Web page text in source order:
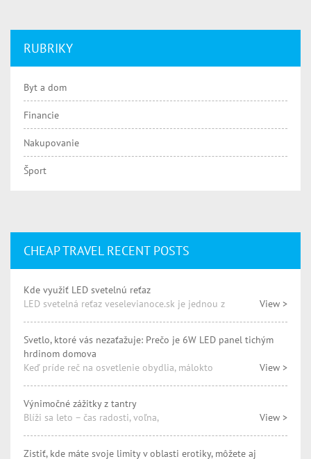
RUBRIKY
Byt a dom
Financie
Nakupovanie
Šport
CHEAP TRAVEL RECENT POSTS
Kde využiť LED svetelnú reťaz
LED svetelná reťaz veselevianoce.sk je jednou z
View >
Svetlo, ktoré vás nezaťažuje: Prečo je 6W LED panel tichým
hrdinom domova
Keď príde reč na osvetlenie obydlia, málokto
View >
Výnimočné zážitky z tantry
Blíži sa leto – čas radosti, voľna,
View >
Zistiť, kde máte svoje limity v oblasti erotiky, môžete aj